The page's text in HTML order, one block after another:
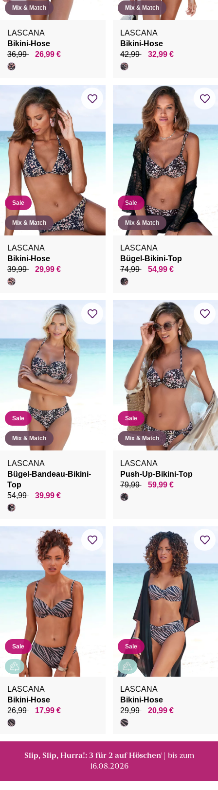
Mix & Match
LASCANA
Bikini-Hose
36,99
26,99 €
Mix & Match
LASCANA
Bikini-Hose
42,99
32,99 €
Sale
Mix & Match
LASCANA
Bikini-Hose
39,99
29,99 €
Sale
Mix & Match
LASCANA
Bügel-Bikini-Top
74,99
54,99 €
Sale
Mix & Match
LASCANA
Bügel-Bandeau-Bikini-
Top
54,99
39,99 €
Sale
Mix & Match
LASCANA
Push-Up-Bikini-Top
79,99
59,99 €
Sale
LASCANA
Bikini-Hose
26,99
17,99 €
Sale
LASCANA
Bikini-Hose
29,99
20,99 €
Slip, Slip, Hurra!: 3 für 2 auf Höschen¹
| bis zum
16.08.2026